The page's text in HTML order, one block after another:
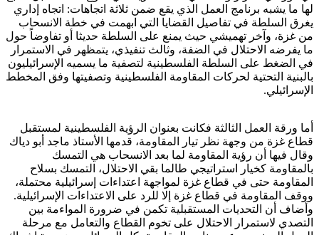
لها ما يشبه برنامج العمل الذي يقع ضمن ثلاثة اتجاهات: اتجاه إداري
يغرق السلطة في تفاصيل القضايا التي ابهمت في خطة الانسحاب
من غزة، وآخر تهميشي حيث يمنع على السلطة حديثا أو تفاوضاً حول
ما يفرضه الاحتلال في الضفة، وثالث تنفيذي، يتمظهر في الاستمرار
في الضغط على السلطة الفلسطينية لتصفية ما يسميه الإسرائيليون
بالبنية التحتية لحركات المقاومة الفلسطينية وتصفيتها وفق المخطط
الإسرائيلي.
أما ورقة العمل الثالثة فكانت بعنوان الرؤية الفلسطينية لمستقبل
قطاع غزة من وجهة نظر تيار المقاومة، قدمها الأستاذ ماجد أبو دياك
وقال فيها أن رؤية المقاومة لما بعد الانسحاب هي التمسك
بالمقاومة كخيار استراتيجي طالما بقي الاحتلال، التمسك بسلاح
المقاومة حتى في قطاع غزة لمواجهة اعتداءات إسرائيلية محتملة،
ووقف المقاومة في قطاع غزة إلا للرد على الاعتداءات الإسرائيلية.
وأضاف أن التحديات المستقبلية تكمن في ضرورة المواءمة بين
التصدي لاستمرار الاحتلال على تخوم القطاع والتعامل مع مرحلة